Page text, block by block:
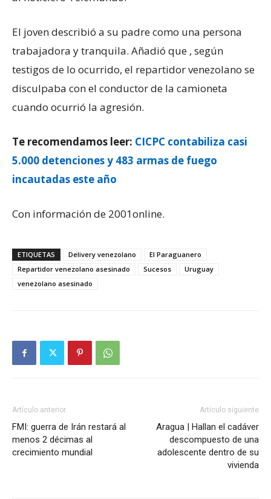
El joven describió a su padre como una persona
trabajadora y tranquila. Añadió que , según
testigos de lo ocurrido, el repartidor venezolano se
disculpaba con el conductor de la camioneta
cuando ocurrió la agresión.
Te recomendamos leer: CICPC contabiliza casi
5.000 detenciones y 483 armas de fuego
incautadas este año
Con información de 2001online.
ETIQUETAS Delivery venezolano
El Paraguanero
Repartidor venezolano asesinado
Sucesos
Uruguay
venezolano asesinado
Artículo anterior
FMI: guerra de Irán restará al
menos 2 décimas al
crecimiento mundial
Artículo siguiente
Aragua | Hallan el cadáver
descompuesto de una
adolescente dentro de su
vivienda